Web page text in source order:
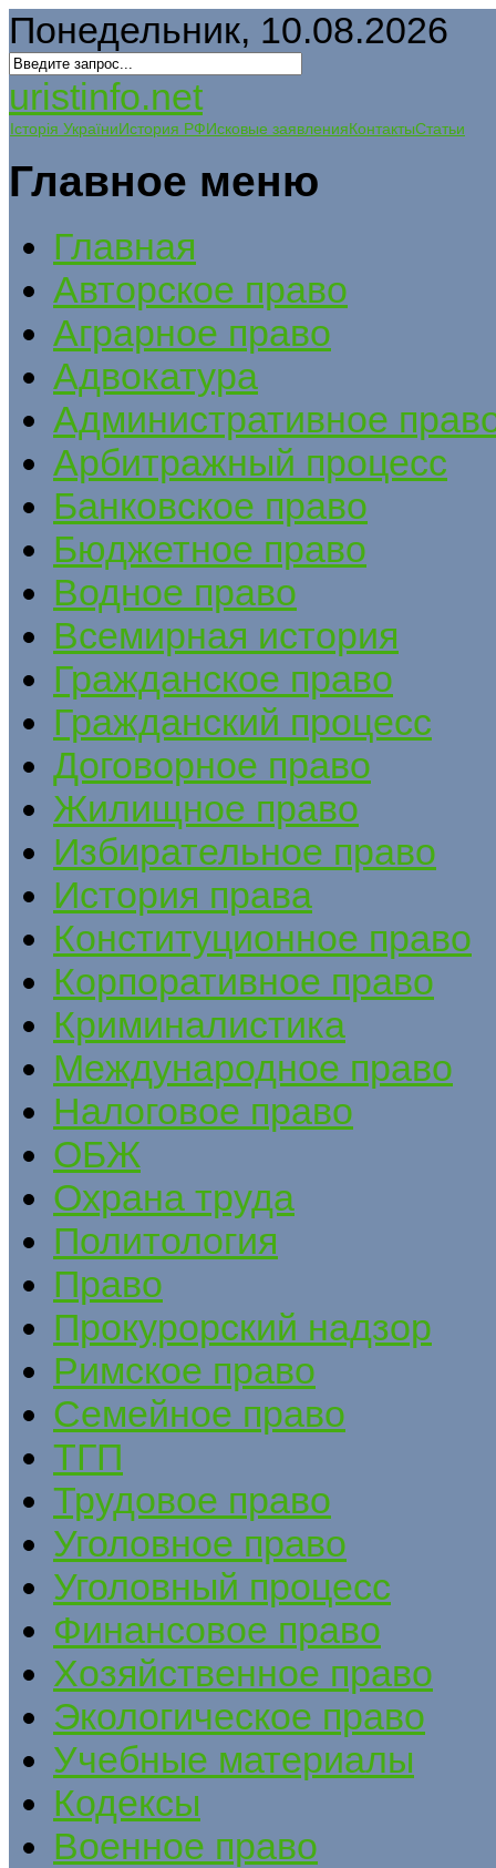
Понедельник, 10.08.2026
uristinfo.net
Історія УкраїниИстория РФИсковые заявленияКонтактыСтатьи
Главное меню
Главная
Авторское право
Аграрное право
Адвокатура
Административное
Арбитражный процесс
Банковское право
Бюджетное право
Водное право
Всемирная история
Гражданское право
Гражданский процесс
Договорное право
Жилищное право
Избирательное право
История права
Конституционное право
Корпоративное право
Криминалистика
Международное право
Налоговое право
ОБЖ
Охрана труда
Политология
Право
Прокурорский надзор
Римское право
Семейное право
ТГП
Трудовое право
Уголовное право
Уголовный процесс
Финансовое право
Хозяйственное право
Экологическое право
Учебные материалы
Кодексы
Военное право